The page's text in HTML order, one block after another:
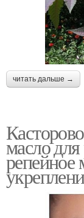
читать дальше →
масло
репейное